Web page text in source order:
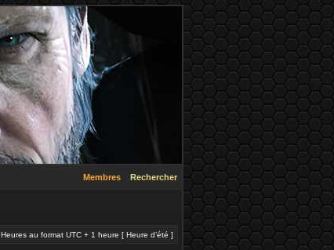
Rechercher
Membres
Heures au format UTC + 1 heure [ Heure d’été ]